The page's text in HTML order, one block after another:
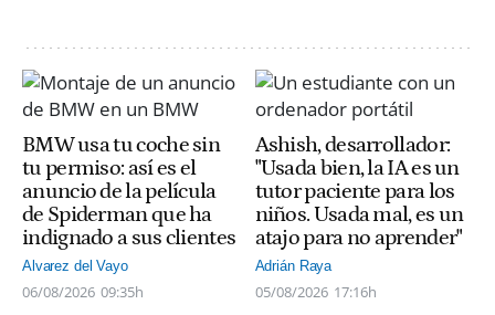
BMW usa tu coche sin
tu permiso: así es el
anuncio de la película
de Spiderman que ha
indignado a sus clientes
Alvarez del Vayo
06/08/2026 09:35h
Ashish, desarrollador:
"Usada bien, la IA es un
tutor paciente para los
niños. Usada mal, es un
atajo para no aprender"
Adrián Raya
05/08/2026 17:16h